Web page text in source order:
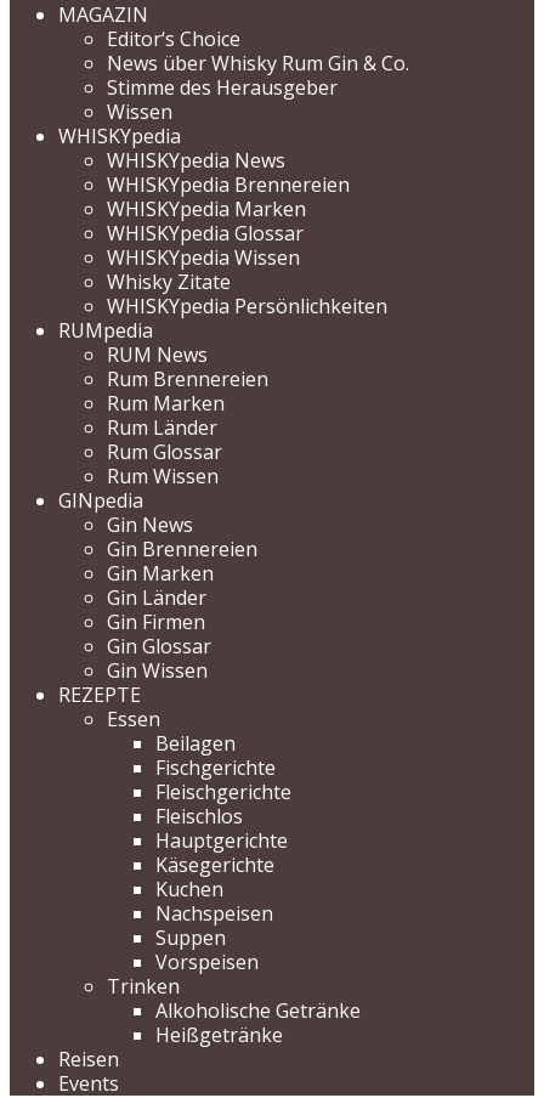
MAGAZIN
Editor‘s Choice
News über Whisky Rum Gin & Co.
Stimme des Herausgeber
Wissen
WHISKYpedia
WHISKYpedia News
WHISKYpedia Brennereien
WHISKYpedia Marken
WHISKYpedia Glossar
WHISKYpedia Wissen
Whisky Zitate
WHISKYpedia Persönlichkeiten
RUMpedia
RUM News
Rum Brennereien
Rum Marken
Rum Länder
Rum Glossar
Rum Wissen
GINpedia
Gin News
Gin Brennereien
Gin Marken
Gin Länder
Gin Firmen
Gin Glossar
Gin Wissen
REZEPTE
Essen
Beilagen
Fischgerichte
Fleischgerichte
Fleischlos
Hauptgerichte
Käsegerichte
Kuchen
Nachspeisen
Suppen
Vorspeisen
Trinken
Alkoholische Getränke
Heißgetränke
Reisen
Events